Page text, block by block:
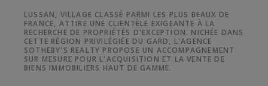
LUSSAN, VILLAGE CLASSÉ PARMI LES PLUS BEAUX DE
FRANCE, ATTIRE UNE CLIENTÈLE EXIGEANTE À LA
RECHERCHE DE PROPRIÉTÉS D'EXCEPTION. NICHÉE DANS
CETTE RÉGION PRIVILÉGIÉE DU GARD, L'AGENCE
SOTHEBY'S REALTY PROPOSE UN ACCOMPAGNEMENT
SUR MESURE POUR L'ACQUISITION ET LA VENTE DE
BIENS IMMOBILIERS HAUT DE GAMME.